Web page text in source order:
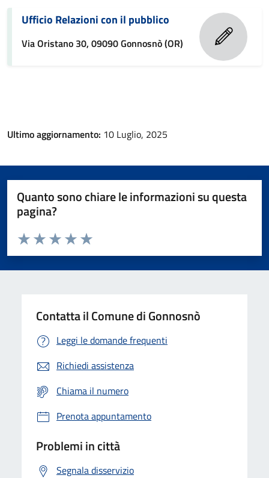
Ufficio Relazioni con il pubblico
Via Oristano 30, 09090 Gonnosnò (OR)
Ultimo aggiornamento: 10 Luglio, 2025
Quanto sono chiare le informazioni su questa
pagina?
Valuta da 1 a 5 stelle la pagina
Valuta 5 stelle su 5
Valuta 4 stelle su 5
Valuta 3 stelle su 5
Valuta 2 stelle su 5
Valuta 1 stelle su 5
Contatta il Comune di Gonnosnò
Leggi le domande frequenti
Richiedi assistenza
Chiama il numero
Prenota appuntamento
Problemi in città
Segnala disservizio